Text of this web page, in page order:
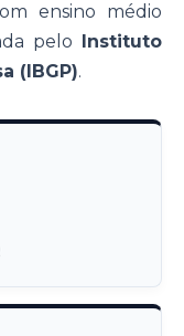
ensino médio
pelo
Instituto
(IBGP).